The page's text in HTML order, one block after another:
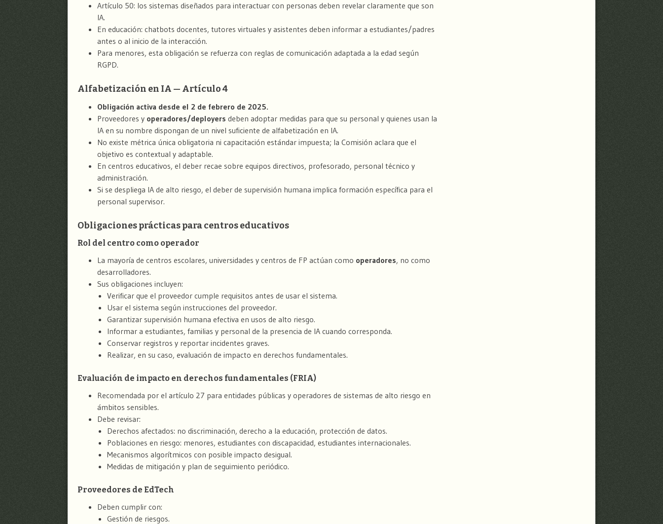
Artículo 50: los sistemas diseñados para interactuar con personas deben revelar claramente que son
IA.
En educación: chatbots docentes, tutores virtuales y asistentes deben informar a estudiantes/padres
antes o al inicio de la interacción.
Para menores, esta obligación se refuerza con reglas de comunicación adaptada a la edad según
RGPD.
Alfabetización en IA — Artículo 4
Obligación activa desde el 2 de febrero de 2025.
Proveedores y operadores/deployers deben adoptar medidas para que su personal y quienes usan la
IA en su nombre dispongan de un nivel suficiente de alfabetización en IA.
No existe métrica única obligatoria ni capacitación estándar impuesta; la Comisión aclara que el
objetivo es contextual y adaptable.
En centros educativos, el deber recae sobre equipos directivos, profesorado, personal técnico y
administración.
Si se despliega IA de alto riesgo, el deber de supervisión humana implica formación específica para el
personal supervisor.
Obligaciones prácticas para centros educativos
Rol del centro como operador
La mayoría de centros escolares, universidades y centros de FP actúan como operadores, no como
desarrolladores.
Sus obligaciones incluyen:
Verificar que el proveedor cumple requisitos antes de usar el sistema.
Usar el sistema según instrucciones del proveedor.
Garantizar supervisión humana efectiva en usos de alto riesgo.
Informar a estudiantes, familias y personal de la presencia de IA cuando corresponda.
Conservar registros y reportar incidentes graves.
Realizar, en su caso, evaluación de impacto en derechos fundamentales.
Evaluación de impacto en derechos fundamentales (FRIA)
Recomendada por el artículo 27 para entidades públicas y operadores de sistemas de alto riesgo en
ámbitos sensibles.
Debe revisar:
Derechos afectados: no discriminación, derecho a la educación, protección de datos.
Poblaciones en riesgo: menores, estudiantes con discapacidad, estudiantes internacionales.
Mecanismos algorítmicos con posible impacto desigual.
Medidas de mitigación y plan de seguimiento periódico.
Proveedores de EdTech
Deben cumplir con:
Gestión de riesgos.